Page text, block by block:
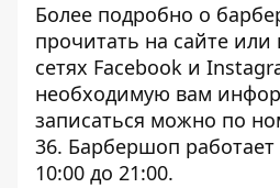
Более подробно о
прочитать на сайте или
сетях Fаcebook и
необходимую вам
записаться можно по
36. Барбершоп
10:00 до 21:00.